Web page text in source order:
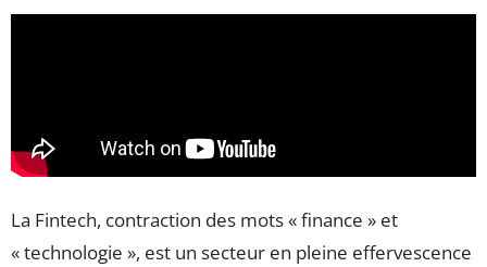
La Fintech, contraction des mots « finance » et
« technologie », est un secteur en pleine effervescence